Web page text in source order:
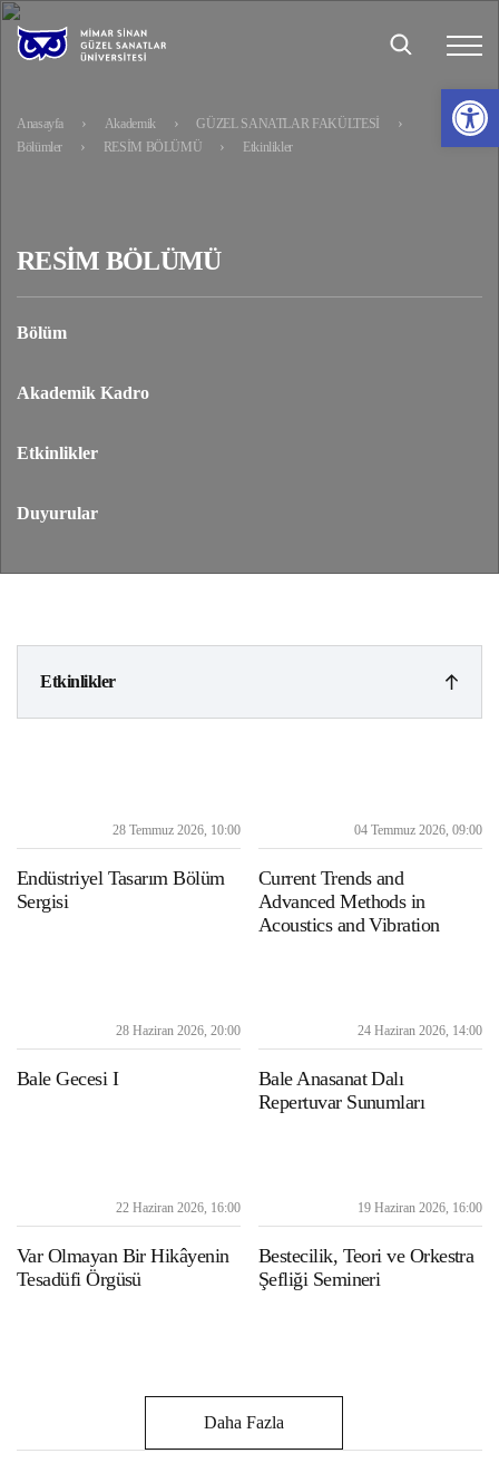
Anasayfa Akademik
GÜZEL SANATLAR FAKÜLTESİ
Bölümler
RESİM BÖLÜMÜ Etkinlikler
RESİM BÖLÜMÜ
Bölüm
Akademik Kadro
Etkinlikler
Duyurular
Etkinlikler
Etkinlik Geçmişi
Arşiv
28 Temmuz 2026, 10:00
Endüstriyel Tasarım Bölüm
Sergisi
04 Temmuz 2026, 09:00
Current Trends and
Advanced Methods in
Acoustics and Vibration
28 Haziran 2026, 20:00
Bale Gecesi I
24 Haziran 2026, 14:00
Bale Anasanat Dalı
Repertuvar Sunumları
22 Haziran 2026, 16:00
Var Olmayan Bir Hikâyenin
Tesadüfi Örgüsü
19 Haziran 2026, 16:00
Bestecilik, Teori ve Orkestra
Şefliği Semineri
Daha Fazla